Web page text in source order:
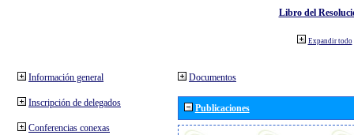
Libro del
Expandir todo
Información general
Inscripción de delegados
Conferencias conexas
Documentos
Publicaciones